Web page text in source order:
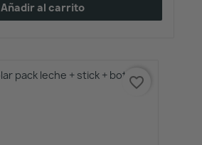
Añadir al carrito
favorite_border